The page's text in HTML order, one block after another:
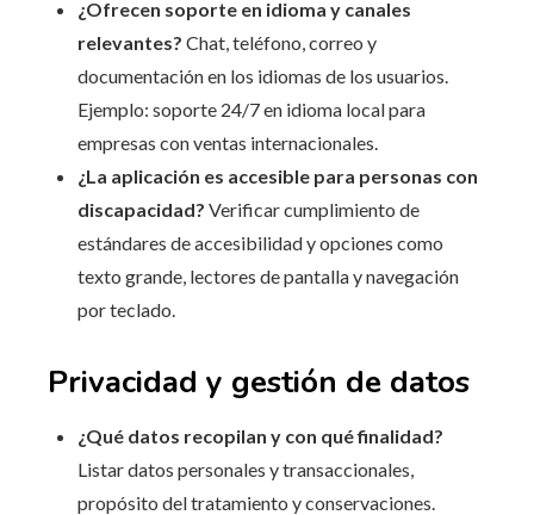
¿Ofrecen soporte en idioma y canales
relevantes? Chat, teléfono, correo y
documentación en los idiomas de los usuarios.
Ejemplo: soporte 24/7 en idioma local para
empresas con ventas internacionales.
¿La aplicación es accesible para personas con
discapacidad? Verificar cumplimiento de
estándares de accesibilidad y opciones como
texto grande, lectores de pantalla y navegación
por teclado.
Privacidad y gestión de datos
¿Qué datos recopilan y con qué finalidad?
Listar datos personales y transaccionales,
propósito del tratamiento y conservaciones.